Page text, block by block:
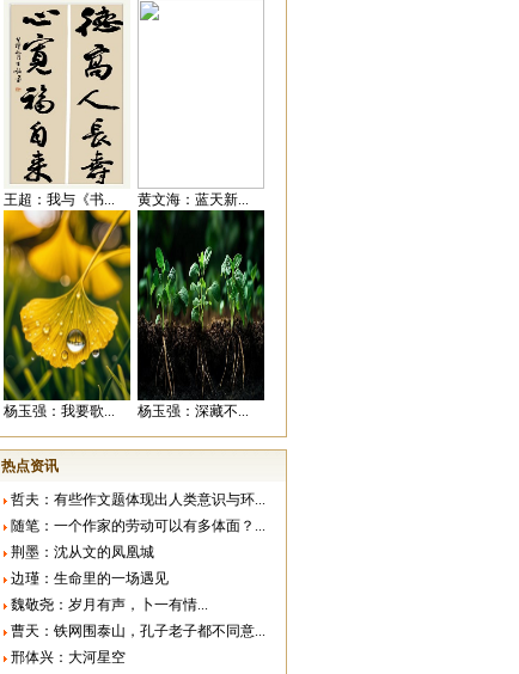
王超：我与《书... 黄文海：蓝天新...
杨玉强：我要歌... 杨玉强：深藏不...
热点资讯
哲夫：有些作文题体现出人类意识与环...
随笔：一个作家的劳动可以有多体面？...
荆墨：沈从文的凤凰城
边瑾：生命里的一场遇见
魏敬尧：岁月有声，卜一有情...
曹天：铁网围泰山，孔子老子都不同意...
邢体兴：大河星空